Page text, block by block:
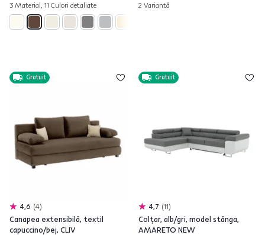
3 Material, 11 Culori detaliate 2 Variantă
Gratuit
4,6 4
Canapea extensibilă, textil
capuccino/bej, CLIV
Gratuit
4,7 11
Colţar, alb/gri, model stânga,
AMARETO NEW